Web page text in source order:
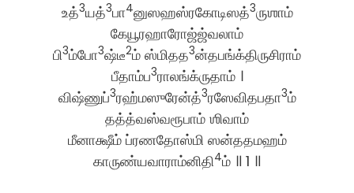
உத்3யத்3பா4னுஸஹஸ்ரகோடிஸத்3ருஶாம்
கேயூரஹாரோஜ்ஜ்வலாம்
பி3ம்போ3ஷ்டீ2ம் ஸ்மிதத3ன்தபங்க்திருசிராம்
பீதாம்ப3ராலங்க்ருதாம் ।
விஷ்ணுப்3ரஹ்மஸுரேன்த்3ரஸேவிதபதா3ம்
தத்த்வஸ்வரூபாம் ஶிவாம்
மீனாக்ஷீம் ப்ரணதோஸ்மி ஸன்ததமஹம்
காருண்யவாராம்னிதி4ம் ॥ 1 ॥